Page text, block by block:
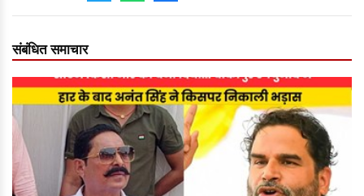
संबंधित समाचार